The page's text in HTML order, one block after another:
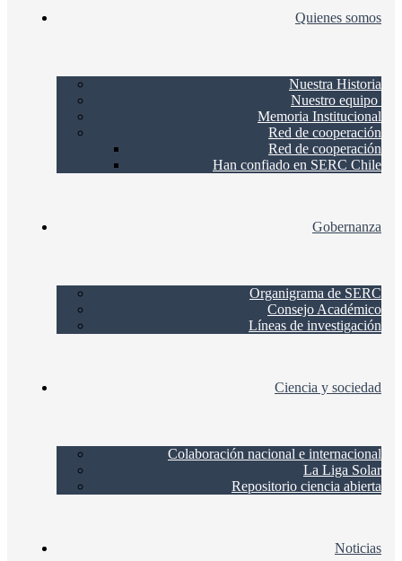
Quienes somos
Nuestra Historia
Nuestro equipo
Memoria Institucional
Red de cooperación
Red de cooperación
Han confiado en SERC Chile
Gobernanza
Organigrama de SERC
Consejo Académico
Líneas de investigación
Ciencia y sociedad
Colaboración nacional e internacional
La Liga Solar
Repositorio ciencia abierta
Noticias